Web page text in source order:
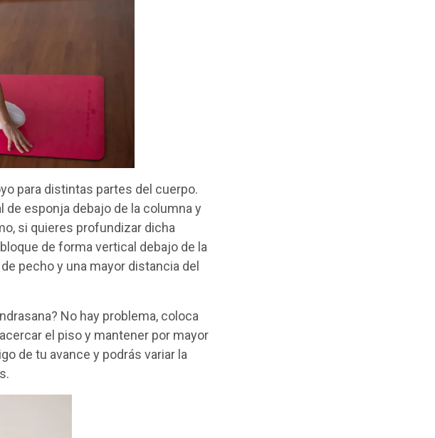
para distintas partes del cuerpo.
de esponja debajo de la columna y
si quieres profundizar dicha
de forma vertical debajo de la
pecho y una mayor distancia del
No hay problema, coloca
el piso y mantener por mayor
de tu avance y podrás variar la